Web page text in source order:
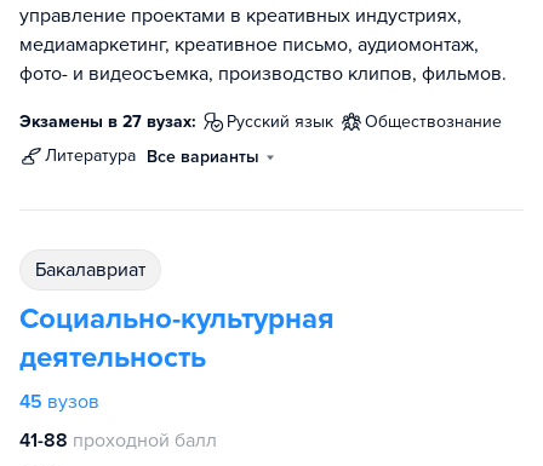
управление проектами в креативных индустриях,
медиамаркетинг, креативное письмо, аудиомонтаж,
фото- и видеосъемка, производство клипов, фильмов.
Экзамены в 27 вузах: русский язык
обществознание
литература Все варианты
бакалавриат
Социально-культурная
деятельность
45 вузов
41-88 проходной балл